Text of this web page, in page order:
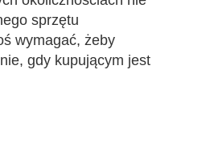
sprzętu
wymagać, żeby
gdy kupującym jest